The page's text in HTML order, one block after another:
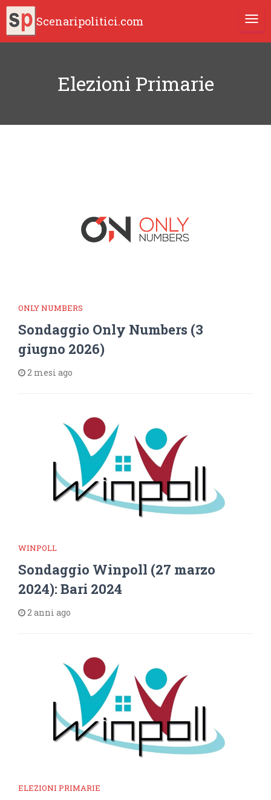
Scenaripolitici.com
Elezioni Primarie
ONLY NUMBERS
Sondaggio Only Numbers (3
giugno 2026)
2 mesi ago
WINPOLL
Sondaggio Winpoll (27 marzo
2024): Bari 2024
2 anni ago
ELEZIONI PRIMARIE